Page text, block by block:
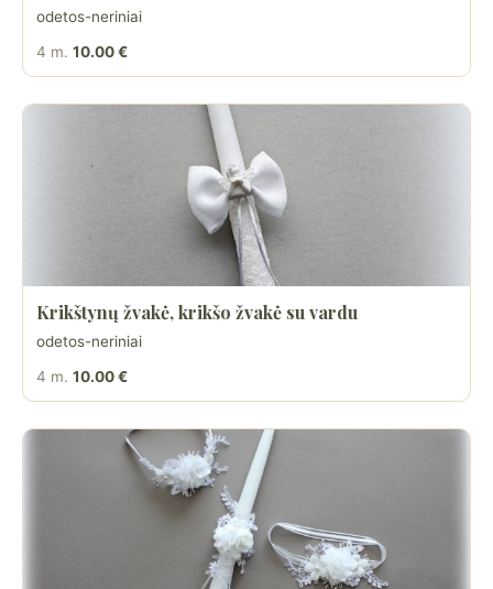
odetos-neriniai
4 m. 10.00 €
Krikštynų žvakė, krikšo žvakė su vardu
odetos-neriniai
4 m. 10.00 €